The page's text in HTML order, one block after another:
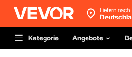
Liefern nach
Kategorie Angebote